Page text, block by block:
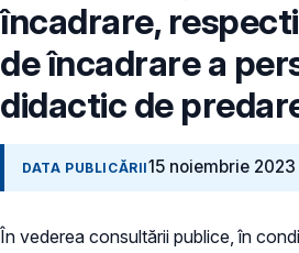
încadrare,
de încadrare a
didactic de
DATA PUBLICĂRII15 noiembrie 2023
În vederea consultării publice, în